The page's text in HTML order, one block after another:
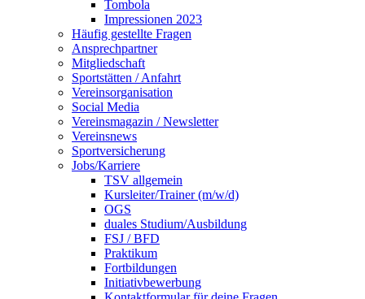
Tombola
Impressionen 2023
Häufig gestellte Fragen
Ansprechpartner
Mitgliedschaft
Sportstätten / Anfahrt
Vereinsorganisation
Social Media
Vereinsmagazin / Newsletter
Vereinsnews
Sportversicherung
Jobs/Karriere
TSV allgemein
Kursleiter/Trainer (m/w/d)
OGS
duales Studium/Ausbildung
FSJ / BFD
Praktikum
Fortbildungen
Initiativbewerbung